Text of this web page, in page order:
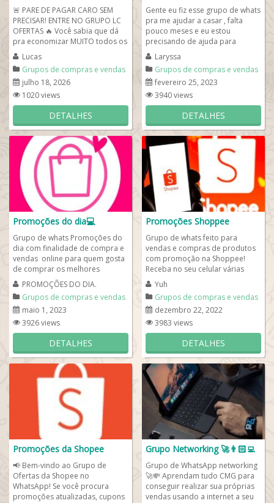
🚨 PARE DE PAGAR CARO SEM
PRECISAR! ENTRE NO GRUPO LC
OFERTAS 🔥 Você sabia que dá
pra economizar MUITO todos os
dias sem esforço? 😱 No Grupo
LC...
Lucas
Grupos de compras e vendas
julho 18, 2026
1020 views
DETALHES
Gente eu fiz esse grupo de whats
pra me ajudar a casar , falta
pouco meses e eu estou
precisando de ajuda para
realizar meu sonho por favor me
ajudem a realizar...
Laryssa
Grupos de compras e vendas
fevereiro 25, 2023
3940 views
DETALHES
Promoções do dia💻
Grupo de whats Promoções do
dia com finalidade de compra e
vendas online para quem gosta
de comprar os melhores
produtos com as melhores
promoções no...
PROMOÇÕES DO DIA.
Grupos de compras e vendas
maio 1, 2023
3926 views
DETALHES
Promoções Shoppee
Grupo de whats feito para
vendas e compras de produtos
com promoção na Shoppee!
Receba no seu celular várias
dicas sobre descontos usando
cupons da shopee....
Yuh
Grupos de compras e vendas
dezembro 22, 2022
3983 views
DETALHES
Promoções da Shopee
📢 Bem-vindo ao Grupo de
Ofertas da Shopee no
WhatsApp! Se você procura
promoções atualizadas, cupons
Grupo Networking 🚀👨🏻‍💻
Grupo de WhatsApp networking
🚀💸 Aprendam tudo CMG para
conseguir realizar sua próprias
vendas usando a internet a seu